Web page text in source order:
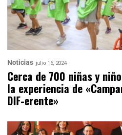
Noticias julio 16, 2024
Cerca de 700 niñas y
la experiencia de
DIF-erente»